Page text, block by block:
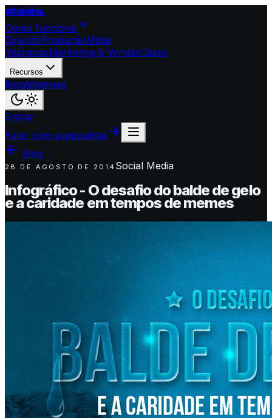
vitamina.
Como funciona
DireçãoProduçãoMídia
VitaminasMarketing & VendasCases
Recursos
BlogMateriais
Entrar
Falar com especialista
Blog
28 DE AGOSTO DE 2014 Social Media
Infográfico - O desafio do balde de gelo
e a caridade em tempos de memes